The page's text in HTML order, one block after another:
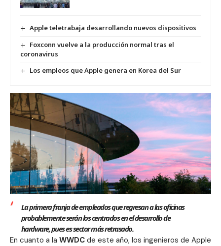
Apple teletrabaja desarrollando nuevos dispositivos
Foxconn vuelve a la producción normal tras el
coronavirus
Los empleos que Apple genera en Korea del Sur
La primera franja de empleados que regresan a las oficinas
probablemente serán los centrados en el desarrollo de
hardware, pues es sector más retrasado.
En cuanto a la WWDC de este año, los ingenieros de Apple